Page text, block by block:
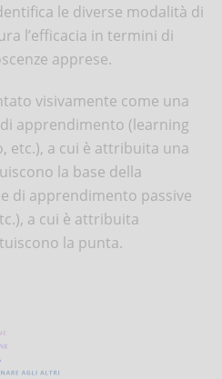
le diverse modalità di
l’efficacia in termini di
apprese.
visivamente come una
apprendimento (learning
etc.), a cui è attribuita una
la base della
di apprendimento passive
a cui è attribuita
la punta.